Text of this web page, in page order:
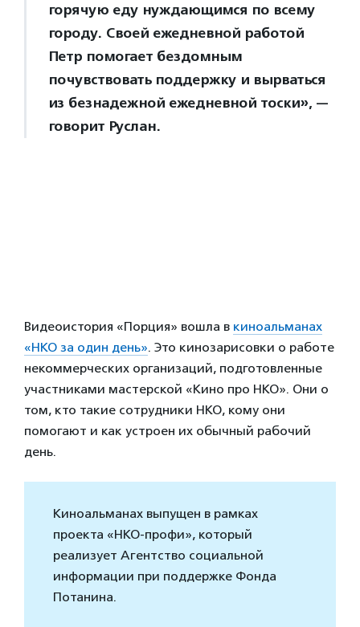
горячую еду нуждающимся по всему
городу. Своей ежедневной работой
Петр помогает бездомным
почувствовать поддержку и вырваться
из безнадежной ежедневной тоски», —
говорит Руслан.
Видеоистория «Порция» вошла в киноальманах
«НКО за один день». Это кинозарисовки о работе
некоммерческих организаций, подготовленные
участниками мастерской «Кино про НКО». Они о
том, кто такие сотрудники НКО, кому они
помогают и как устроен их обычный рабочий
день.
Киноальманах выпущен в рамках
проекта «НКО-профи», который
реализует Агентство социальной
информации при поддержке Фонда
Потанина.